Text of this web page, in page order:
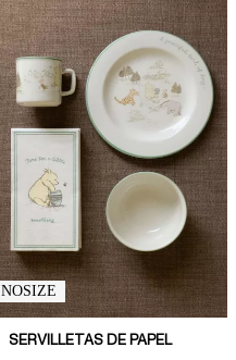
NOSIZE
SERVILLETAS DE PAPEL